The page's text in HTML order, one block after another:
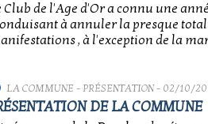
Club de l'Age d'Or a connu une
à annuler la presque
, à l'exception de la
LA COMMUNE- PRÉSENTATION- 02/10/
DE LA COMMUNE